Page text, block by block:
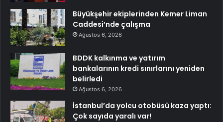
Büyükşehir ekiplerinden Kemer Liman
Caddesi’nde çalışma
Ağustos 6, 2026
BDDK kalkınma ve yatırım
bankalarının kredi sınırlarını yeniden
belirledi
Ağustos 6, 2026
İstanbul’da yolcu otobüsü kaza yaptı:
Çok sayıda yaralı var!